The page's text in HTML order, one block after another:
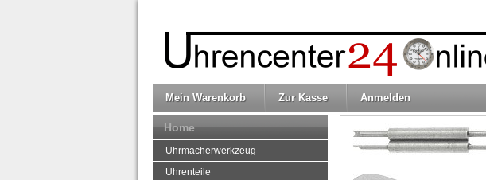
Mein Warenkorb Zur Kasse Anmelden
Home
Uhrmacherwerkzeug
Uhrenteile